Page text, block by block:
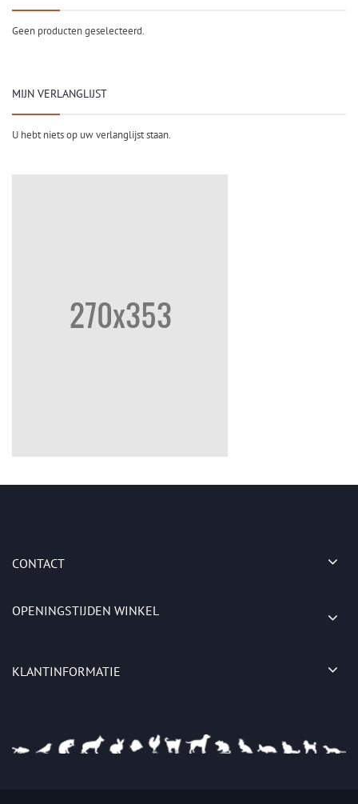
Geen producten geselecteerd.
MIJN VERLANGLIJST
U hebt niets op uw verlanglijst staan.
CONTACT
OPENINGSTIJDEN WINKEL
KLANTINFORMATIE